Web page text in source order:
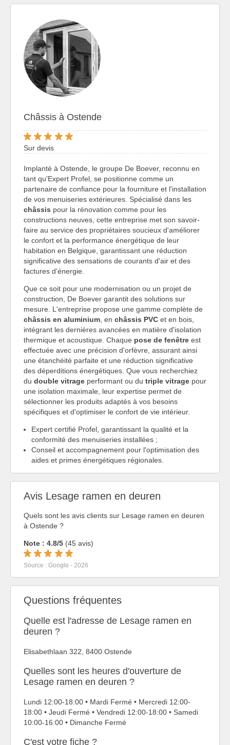
Châssis à Ostende
Sur devis
Implanté à Ostende, le groupe De Boever, reconnu en
tant qu'Expert Profel, se positionne comme un
partenaire de confiance pour la fourniture et l'installation
de vos menuiseries extérieures. Spécialisé dans les
châssis pour la rénovation comme pour les
constructions neuves, cette entreprise met son savoir-
faire au service des propriétaires soucieux d'améliorer
le confort et la performance énergétique de leur
habitation en Belgique, garantissant une réduction
significative des sensations de courants d'air et des
factures d'énergie.
Que ce soit pour une modernisation ou un projet de
construction, De Boever garantit des solutions sur
mesure. L'entreprise propose une gamme complète de
châssis en aluminium , en châssis PVC et en bois,
intégrant les dernières avancées en matière d'isolation
thermique et acoustique. Chaque pose de fenêtre est
effectuée avec une précision d'orfèvre, assurant ainsi
une étanchéité parfaite et une réduction significative
des déperditions énergétiques. Que vous recherchiez
du double vitrage performant ou du triple vitrage pour
une isolation maximale, leur expertise permet de
sélectionner les produits adaptés à vos besoins
spécifiques et d'optimiser le confort de vie intérieur.
Expert certifié Profel, garantissant la qualité et la
conformité des menuiseries installées ;
Conseil et accompagnement pour l'optimisation des
aides et primes énergétiques régionales.
Avis Lesage ramen en deuren
Quels sont les avis clients sur Lesage ramen en deuren
à Ostende ?
Note : 4.8/5 (45 avis)
Source : Google - 2026
Questions fréquentes
Quelle est l'adresse de Lesage ramen en
deuren ?
Elisabethlaan 322, 8400 Ostende
Quelles sont les heures d'ouverture de
Lesage ramen en deuren ?
Lundi 12:00-18:00 • Mardi Fermé • Mercredi 12:00-
18:00 • Jeudi Fermé • Vendredi 12:00-18:00 • Samedi
10:00-16:00 • Dimanche Fermé
C'est votre fiche ?